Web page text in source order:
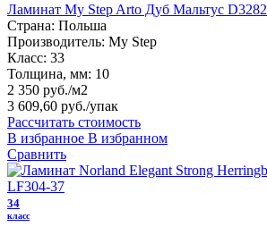
Ламинат My Step Arto Дуб Мальтус D3282
Страна: Польша
Производитель: My Step
Класс: 33
Толщина, мм: 10
2 350 руб./м2
3 609,60 руб./упак
Рассчитать стоимость
В избранное В избранном
Сравнить
34
класс